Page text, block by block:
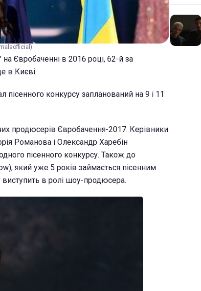
Євробаченні в 2016 році, 62-й за
в Києві.
пісенного конкурсу запланований на 9 і 11
продюсерів Євробачення-2017. Керівники
Романова і Олександр Харебін
пісенного конкурсу. Також до
який уже 5 років займається пісенним
в ролі шоу-продюсера.